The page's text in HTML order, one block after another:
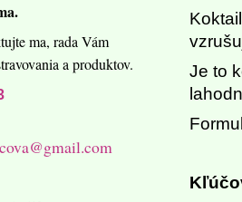
ma, rada Vám
a produktov.
Je to